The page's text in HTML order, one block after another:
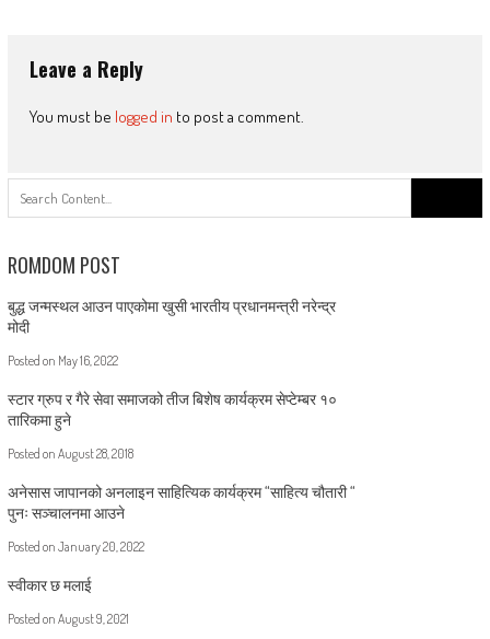
Leave a Reply
You must be logged in to post a comment.
for:
ROMDOM POST
बुद्ध जन्मस्थल आउन पाएकोमा खुसी भारतीय प्रधानमन्त्री नरेन्द्र
मोदी
Posted on May 16, 2022
स्टार ग्रुप र गैरे सेवा समाजको तीज बिशेष कार्यक्रम सेप्टेम्बर १०
तारिकमा हुने
Posted on August 28, 2018
अनेसास जापानको अनलाइन साहित्यिक कार्यक्रम “साहित्य चौतारी “
पुनः सञ्चालनमा आउने
Posted on January 20, 2022
स्वीकार छ मलाई
Posted on August 9, 2021